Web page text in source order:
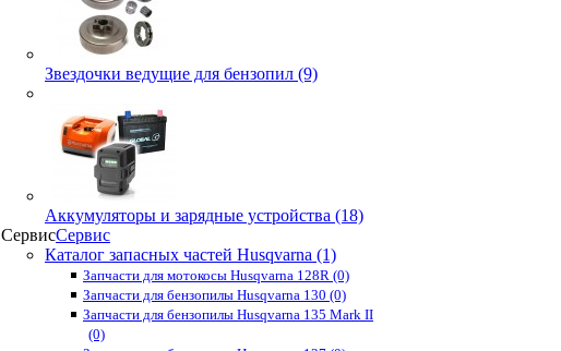
Звездочки ведущие для бензопил (9)
Аккумуляторы и зарядные устройства (18)
СервисСервис
Каталог запасных частей Husqvarna (1)
Запчасти для мотокосы Husqvarna 128R (0)
Запчасти для бензопилы Husqvarna 130 (0)
Запчасти для бензопилы Husqvarna 135 Mark II
(0)